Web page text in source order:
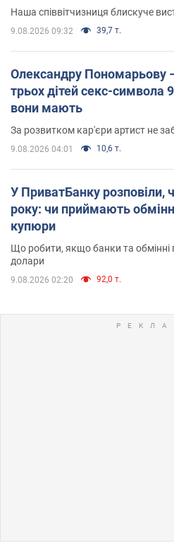
Наша співвітчизниця блискуче
9.08.2026 09:32 39,7 т.
Олександру Пономарьову
трьох дітей секс-символа
вони мають
За розвитком кар'єри артист не
9.08.2026 04:01 10,6 т.
У ПриватБанку розповіли,
року: чи приймають
купюри
Що робити, якщо банки та обмінні
долари
9.08.2026 02:20 92,0 т.